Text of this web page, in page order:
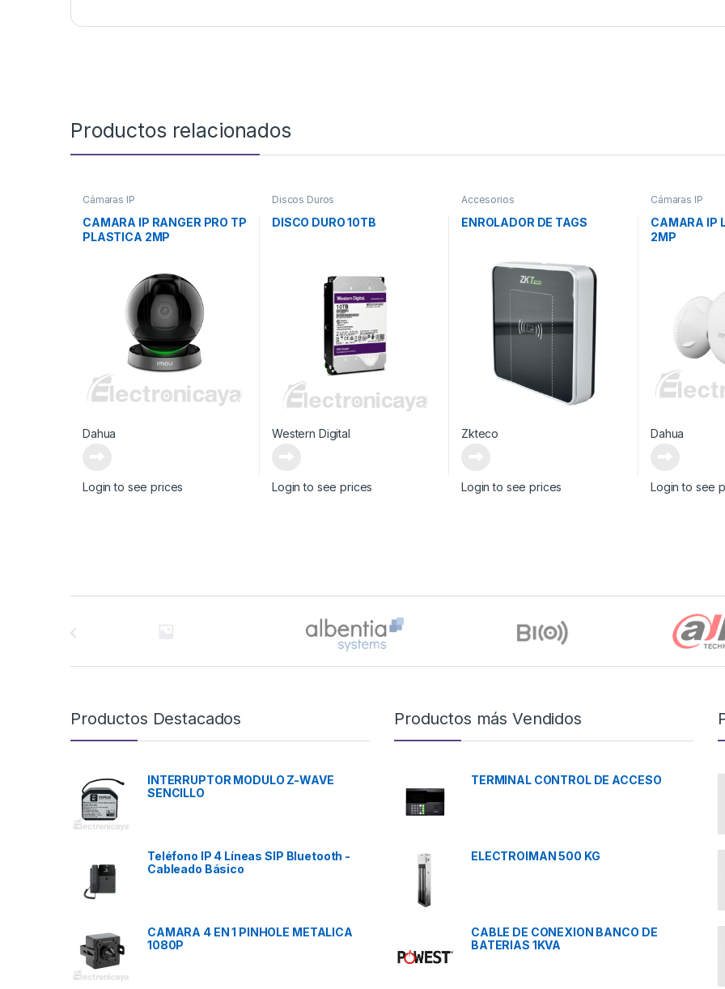
Productos relacionados
Cámaras IP
CAMARA IP RANGER PRO TP
PLASTICA 2MP
Dahua
Login to see prices
Discos Duros
DISCO DURO 10TB
Western Digital
Login to see prices
Accesorios
ENROLADOR DE TAGS
Zkteco
Login to see prices
Cámaras IP
CAMARA IP
2MP
Dahua
Login to see
Productos Destacados
INTERRUPTOR MODULO Z-WAVE
SENCILLO
Teléfono IP 4 Líneas SIP Bluetooth -
Cableado Básico
CAMARA 4 EN 1 PINHOLE METALICA
1080P
Productos más Vendidos
TERMINAL CONTROL DE ACCESO
ELECTROIMAN 500 KG
CABLE DE CONEXION BANCO DE
BATERIAS 1KVA